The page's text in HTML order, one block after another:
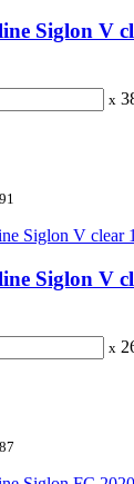
Siglon V
x
Siglon V
x